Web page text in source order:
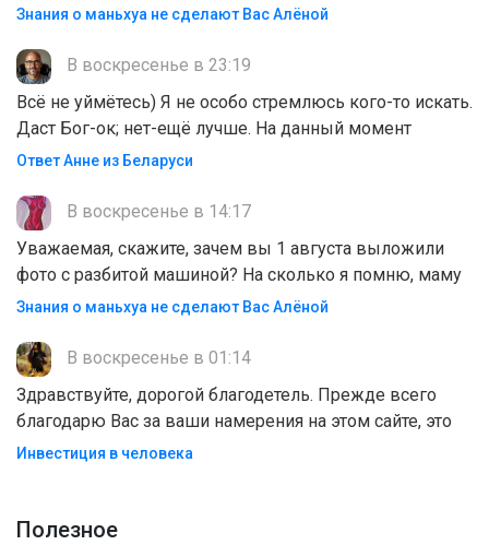
Знания о маньхуа не сделают Вас Алëной
В воскресенье в 23:19
Всё не уймётесь) Я не особо стремлюсь кого-то искать.
Даст Бог-ок; нет-ещё лучше. На данный момент
Ответ Анне из Беларуси
В воскресенье в 14:17
Уважаемая, скажите, зачем вы 1 августа выложили
фото с разбитой машиной? На сколько я помню, маму
Знания о маньхуа не сделают Вас Алëной
В воскресенье в 01:14
Здравствуйте, дорогой благодетель. Прежде всего
благодарю Вас за ваши намерения на этом сайте, это
Инвестиция в человека
Полезноe